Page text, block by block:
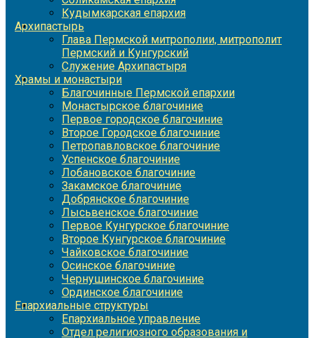
Кудымкарская епархия
Архипастырь
Глава Пермской митрополии, митрополит
Пермский и Кунгурский
Служение Архипастыря
Храмы и монастыри
Благочинные Пермской епархии
Монастырское благочиние
Первое городское благочиние
Второе Городское благочиние
Петропавловское благочиние
Успенское благочиние
Лобановское благочиние
Закамское благочиние
Добрянское благочиние
Лысьвенское благочиние
Первое Кунгурское благочиние
Второе Кунгурское благочиние
Чайковское благочиние
Осинское благочиние
Чернушинское благочиние
Ординское благочиние
Епархиальные структуры
Епархиальное управление
Отдел религиозного образования и